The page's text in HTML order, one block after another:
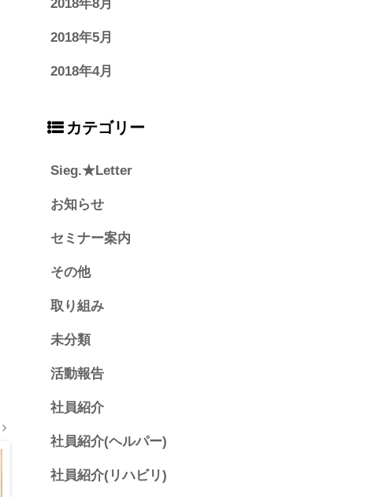
2018年8月
2018年5月
2018年4月
カテゴリー
Sieg.★Letter
お知らせ
セミナー案内
その他
取り組み
未分類
活動報告
社員紹介
社員紹介(ヘルパー)
社員紹介(リハビリ)